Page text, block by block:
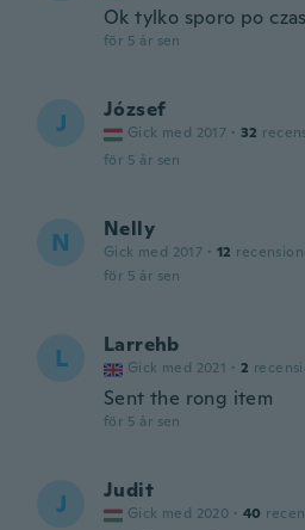
Ok tylko sporo po
för 5 år sen
J József
Gick med 2017 · 32
för 5 år sen
N Nelly
Gick med 2017 · 12
för 5 år sen
L Larrehb
Gick med 2021 · 2
Sent the rong item
för 5 år sen
J Judit
Gick med 2020 · 40